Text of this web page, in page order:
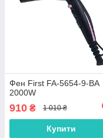
Фен First FA-5654-9-BA
2000W
910 ₴ 1 010 ₴
Купити